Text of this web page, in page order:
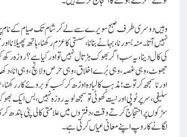
وہیں دوسری طرف صبح سویرے سے لے کر شام تک صیام کے نام
نہیں آتا۔ منہ بسورنا، بہانے بنانا، سستی کا عزم رکھنا، ہاتھ پھیلانا
کی کال دینا، یہ سب اگربھوک ہڑتال نہیں تو اور کیا ہے؟روزہ
جھوٹ، وہی غصہ، وہی بُرے اخلاق، وہی حرص و لالچ، وہی انا،
اور ناسمجھ کرتوت؛ مذہب کا لبادہ اوڑھ کر کسب کو بروئے کار
سلیفی ، سر پر ٹوپی اور نیت کھوٹی تو سمجھ لو یہ روزہ نہیں، بس ایک
سڑکوں پر احتجاج کرتے وقت، دفتروں میں علامتی کالی پٹی باندھ
لگانے کا روپ اپنے معانی عیاں کرتی ہے۔